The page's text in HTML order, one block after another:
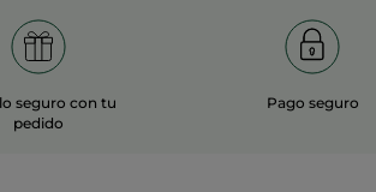
seguro con tu
pedido
Pago seguro